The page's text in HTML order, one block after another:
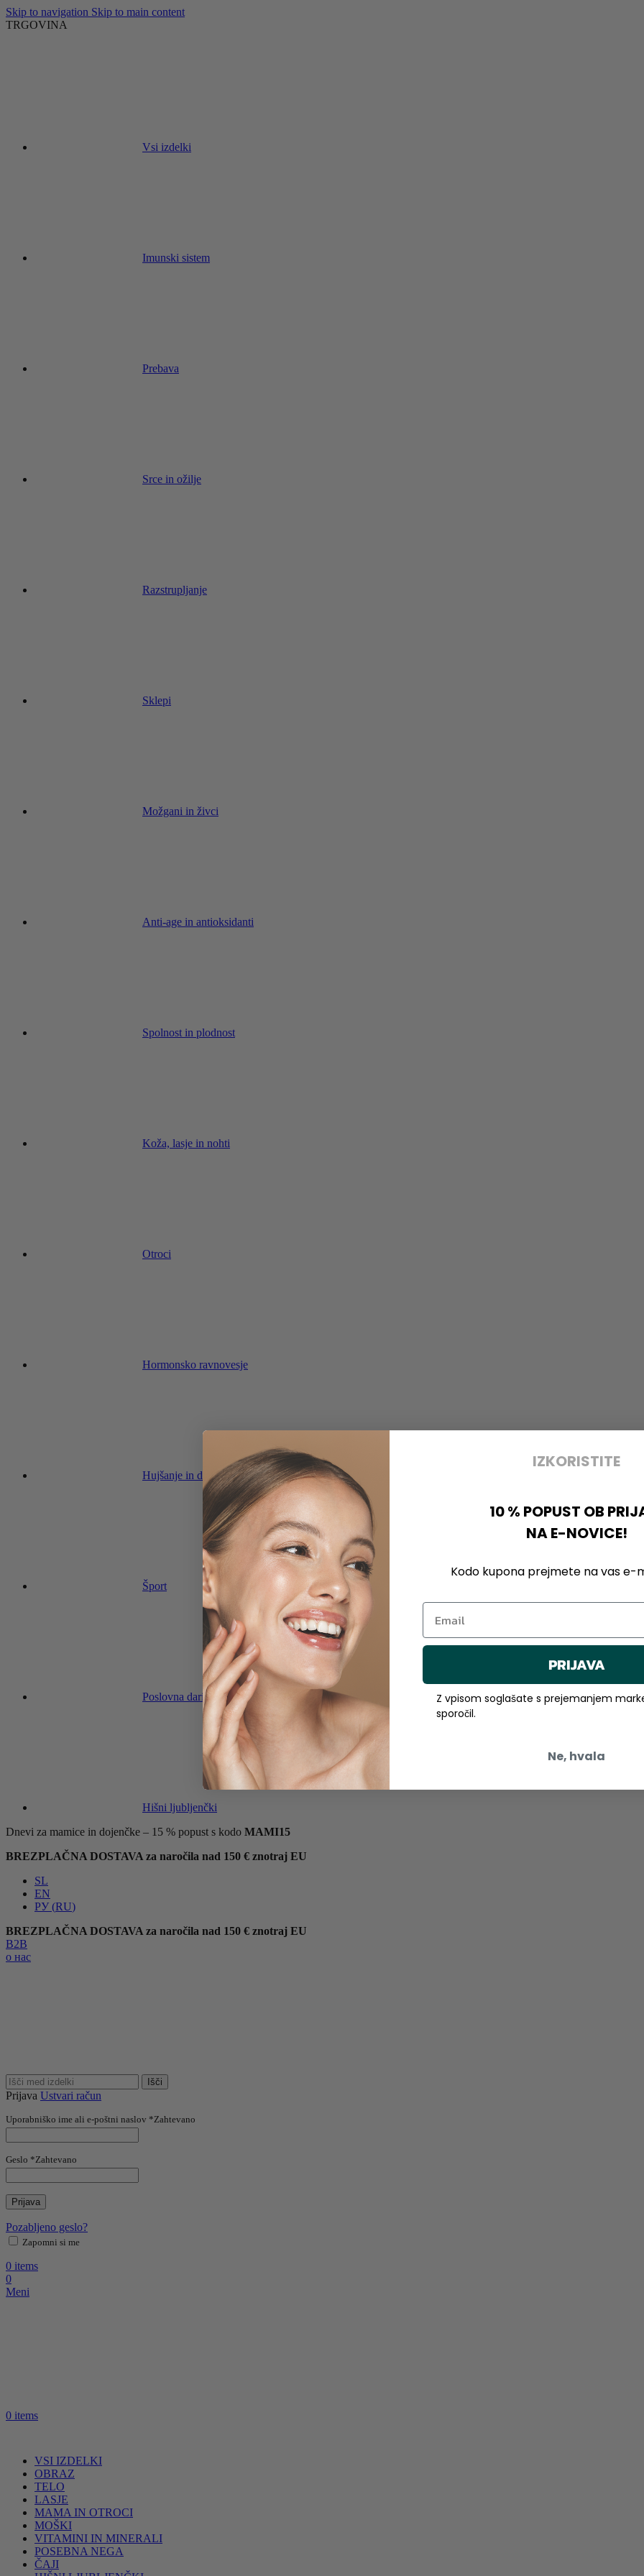
Skip to navigation Skip to main content
TRGOVINA
Vsi izdelki
Imunski sistem
Prebava
Srce in ožilje
Razstrupljanje
Sklepi
Možgani in živci
Anti-age in antioksidanti
Spolnost in plodnost
Koža, lasje in nohti
Otroci
Hormonsko ravnovesje
Hujšanje in dieta
Šport
Poslovna darila
Hišni ljubljenčki
Dnevi za mamice in dojenčke – 15 % popust s kodo MAMI15
BREZPLAČNA DOSTAVA za naročila nad 150 € znotraj EU
SL
EN
РУ (RU)
BREZPLAČNA DOSTAVA za naročila nad 150 € znotraj EU
B2B
о нас
Išči
Prijava Ustvari račun
Uporabniško ime ali e-poštni naslov *Zahtevano
Geslo *Zahtevano
Prijava
Pozabljeno geslo?
Zapomni si me
0 items
0
Meni
0 items
VSI IZDELKI
OBRAZ
TELO
LASJE
MAMA IN OTROCI
MOŠKI
VITAMINI IN MINERALI
POSEBNA NEGA
ČAJI
IZKORISTITE
10 % POPUST OB
NA E-NOVICE!
Kodo kupona prejmete na vas e-
Email
PRIJAVA
Z vpisom soglašate s prejemanjem
sporočil.
Ne, hvala